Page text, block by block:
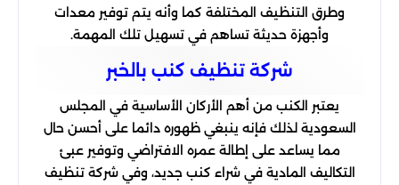
وطرق التنظيف المختلفة كما وأنه يتم توفير معدات
وأجهزة حديثة تساهم في تسهيل تلك المهمة.
شركة تنظیف كنب بالخبر
يعتبر الكنب من أهم الأركان الأساسية في المجلس
السعودية لذلك فإنه ينبغي ظهوره دائما على أحسن حال
مما يساعد على إطالة عمره الافتراضي وتوفير عبئ
التكاليف المادية في شراء كنب جديد، وفي شركة تنظيف